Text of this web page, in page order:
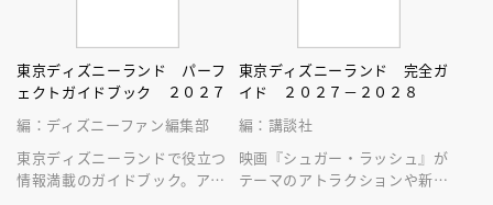
東京ディズニーランド パーフ
ェクトガイドブック ２０２７
編：ディズニーファン編集部
東京ディズニーランドで役立つ
情報満載のガイドブック。アト
東京ディズニーランド 完全ガ
イド ２０２７－２０２８
編：講談社
映画『シュガー・ラッシュ』が
テーマのアトラクションや新生